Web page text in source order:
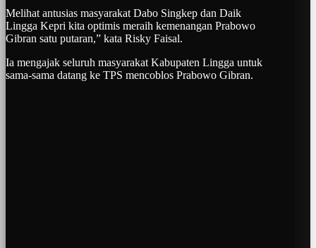
Melihat antusias masyarakat Dabo Singkep dan Daik
Lingga Kepri kita optimis meraih kemenangan Prabowo
Gibran satu putaran,” kata Risky Faisal.
Ia mengajak seluruh masyarakat Kabupaten Lingga untuk
sama-sama datang ke TPS mencoblos Prabowo Gibran.